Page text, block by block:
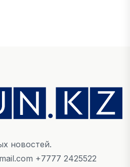
больше всего в
новостей.
+7777 2425522